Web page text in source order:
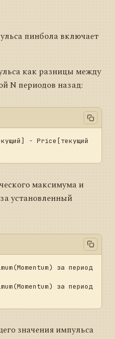
пинбола включает
как разницы между
N периодов назад:
- Price[текущий
максимума и
установленный
за период
за период
значения импульса